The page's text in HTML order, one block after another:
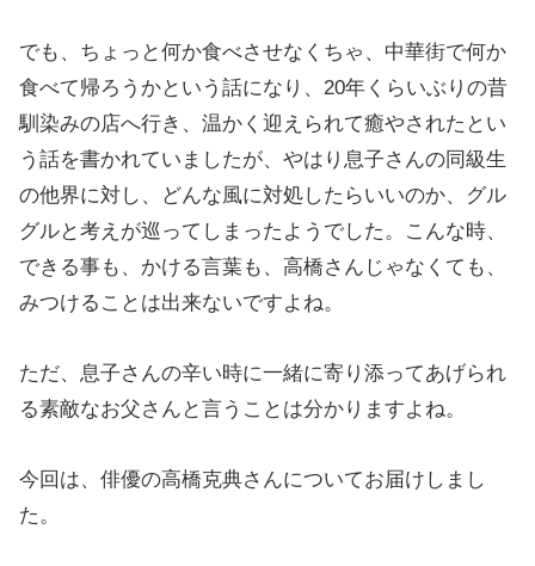
でも、ちょっと何か食べさせなくちゃ、 中華街で何か
食べて帰ろうかという話になり、 20年くらいぶりの昔
馴染みの店へ行き、 温かく迎えられて癒やされたとい
う話を書かれていましたが、やはり息子さんの同級生
の他界に対し、どんな風に対処したらいいのか、グル
グルと考えが巡ってしまったようでした。こんな時、
できる事も、かける言葉も、高橋さんじゃなくても、
みつけることは出来ないですよね。
ただ、息子さんの辛い時に一緒に寄り添ってあげられ
る素敵なお父さんと言うことは分かりますよね。
今回は、俳優の高橋克典さんについてお届けしまし
た。